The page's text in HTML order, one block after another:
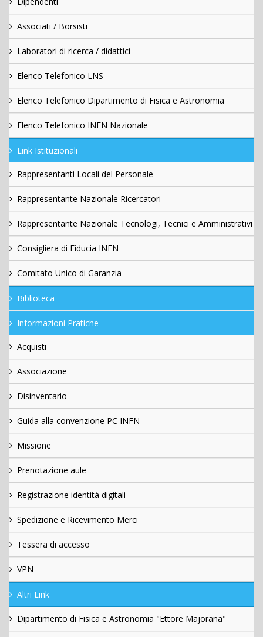
Associati / Borsisti
Laboratori di ricerca / didattici
Elenco Telefonico LNS
Elenco Telefonico Dipartimento di Fisica e Astronomia
Elenco Telefonico INFN Nazionale
Link Istituzionali
Rappresentanti Locali del Personale
Rappresentante Nazionale Ricercatori
Rappresentante Nazionale Tecnologi, Tecnici e Amministrativi
Consigliera di Fiducia INFN
Comitato Unico di Garanzia
Biblioteca
Informazioni Pratiche
Acquisti
Associazione
Disinventario
Guida alla convenzione PC INFN
Missione
Prenotazione aule
Registrazione identità digitali
Spedizione e Ricevimento Merci
Tessera di accesso
VPN
Altri Link
Dipartimento di Fisica e Astronomia "Ettore Majorana"